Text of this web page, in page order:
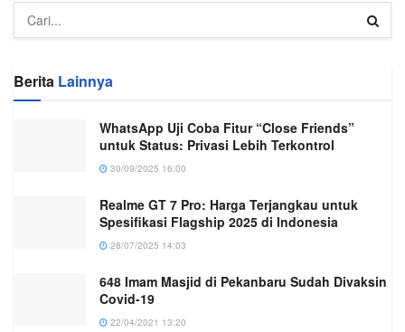
Berita Lainnya
WhatsApp Uji Coba Fitur “Close Friends”
untuk Status: Privasi Lebih Terkontrol
30/09/2025 16:00
Realme GT 7 Pro: Harga Terjangkau untuk
Spesifikasi Flagship 2025 di Indonesia
28/07/2025 14:03
648 Imam Masjid di Pekanbaru Sudah Divaksin
Covid-19
22/04/2021 13:20